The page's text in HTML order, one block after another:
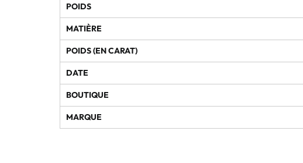
POIDS
MATIÈRE
POIDS (EN CARAT)
DATE
BOUTIQUE
MARQUE